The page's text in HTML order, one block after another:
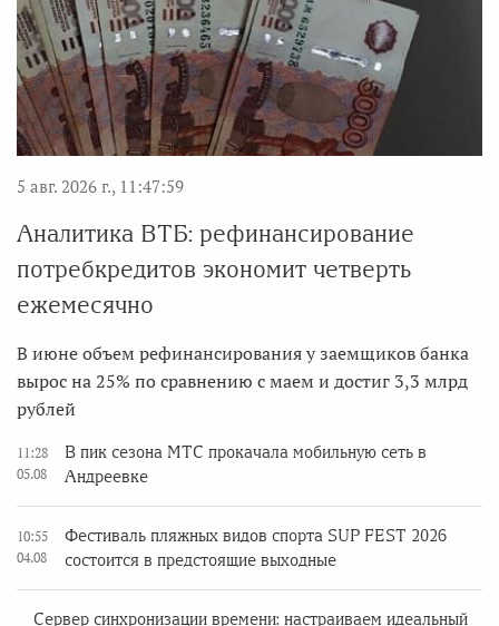
5 авг. 2026 г., 11:47:59
Аналитика ВТБ: рефинансирование
потребкредитов экономит четверть
ежемесячно
В июне объем рефинансирования у заемщиков банка
вырос на 25% по сравнению с маем и достиг 3,3 млрд
рублей
11:28
05.08
В пик сезона МТС прокачала мобильную сеть в
Андреевке
10:55
04.08
Фестиваль пляжных видов спорта SUP FEST 2026
состоится в предстоящие выходные
Сервер синхронизации времени: настраиваем идеальный